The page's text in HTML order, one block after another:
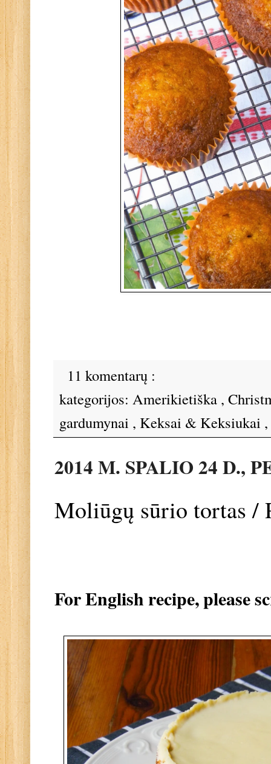
11 komentarų :
kategorijos: Amerikietiška ,
gardumynai , Keksai & Keksiukai ,
2014 M. SPALIO 24 D.,
Moliūgų sūrio tortas /
For English recipe, please